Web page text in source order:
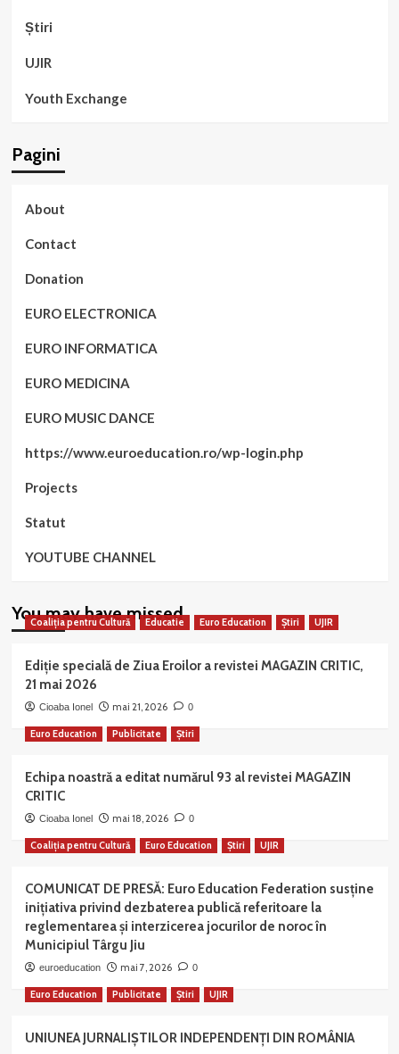
Știri
UJIR
Youth Exchange
Pagini
About
Contact
Donation
EURO ELECTRONICA
EURO INFORMATICA
EURO MEDICINA
EURO MUSIC DANCE
https://www.euroeducation.ro/wp-login.php
Projects
Statut
YOUTUBE CHANNEL
You may have missed
Coaliția pentru Cultură Educatie Euro Education Știri UJIR
Ediție specială de Ziua Eroilor a revistei MAGAZIN CRITIC,
21 mai 2026
Cioaba Ionel mai 21, 2026 0
Euro Education Publicitate Știri
Echipa noastră a editat numărul 93 al revistei MAGAZIN
CRITIC
Cioaba Ionel mai 18, 2026 0
Coaliția pentru Cultură Euro Education Știri UJIR
COMUNICAT DE PRESĂ: Euro Education Federation susține
inițiativa privind dezbaterea publică referitoare la
reglementarea și interzicerea jocurilor de noroc în
Municipiul Târgu Jiu
euroeducation mai 7, 2026 0
Euro Education Publicitate Știri UJIR
UNIUNEA JURNALIȘTILOR INDEPENDENȚI DIN ROMÂNIA